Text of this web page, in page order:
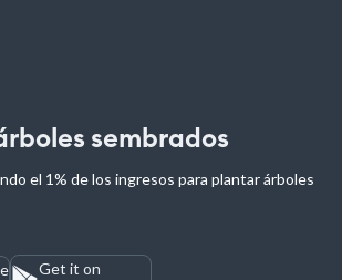
sembrados
el 1% de los ingresos para plantar árboles
Get it on